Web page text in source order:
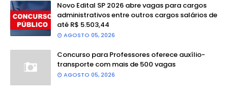
Novo Edital SP 2026 abre vagas para cargos
administrativos entre outros cargos salários de
até R$ 5.503,44
AGOSTO 05, 2026
Concurso para Professores oferece auxílio-
transporte com mais de 500 vagas
AGOSTO 05, 2026